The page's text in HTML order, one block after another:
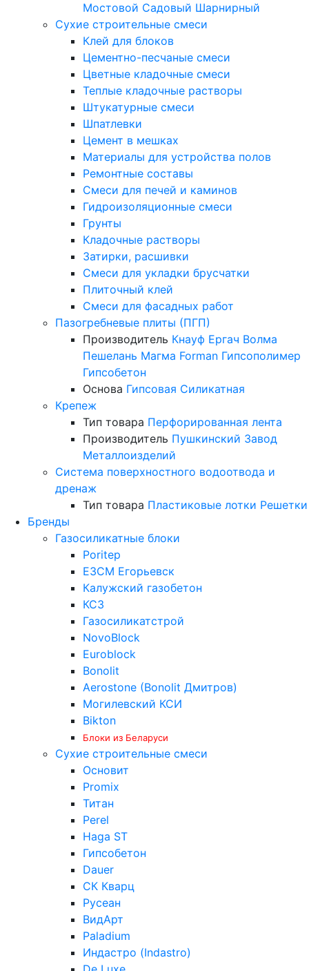
Мостовой Садовый Шарнирный
Сухие строительные смеси
Клей для блоков
Цементно-песчаные смеси
Цветные кладочные смеси
Теплые кладочные растворы
Штукатурные смеси
Шпатлевки
Цемент в мешках
Материалы для устройства полов
Ремонтные составы
Смеси для печей и каминов
Гидроизоляционные смеси
Грунты
Кладочные растворы
Затирки, расшивки
Смеси для укладки брусчатки
Плиточный клей
Смеси для фасадных работ
Пазогребневые плиты (ПГП)
Производитель Кнауф Ергач Волма
Пешелань Магма Forman Гипсополимер
Гипсобетон
Основа Гипсовая Силикатная
Крепеж
Тип товара Перфорированная лента
Производитель Пушкинский Завод
Металлоизделий
Система поверхностного водоотвода и
дренаж
Тип товара Пластиковые лотки Решетки
Бренды
Газосиликатные блоки
Poritep
ЕЗСМ Егорьевск
Калужский газобетон
КСЗ
Газосиликатстрой
NovoBlock
Euroblock
Bonolit
Aerostone (Bonolit Дмитров)
Могилевский КСИ
Bikton
Блоки из Беларуси
Сухие строительные смеси
Основит
Promix
Титан
Perel
Haga ST
Гипсобетон
Dauer
СК Кварц
Русеан
ВидАрт
Paladium
Индастро (Indastro)